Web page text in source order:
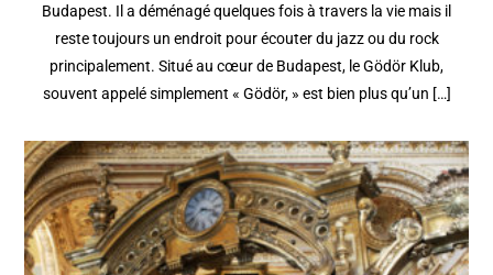
Budapest. Il a déménagé quelques fois à travers la vie mais il
reste toujours un endroit pour écouter du jazz ou du rock
principalement. Situé au cœur de Budapest, le Gödör Klub,
souvent appelé simplement « Gödör, » est bien plus qu’un […]